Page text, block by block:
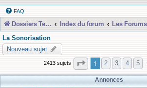
FAQ
Dossiers Techniques Index du forum
La Sonorisation
Nouveau sujet
2413 sujets Page 1sur97
1 2 3 4 5
Annonces